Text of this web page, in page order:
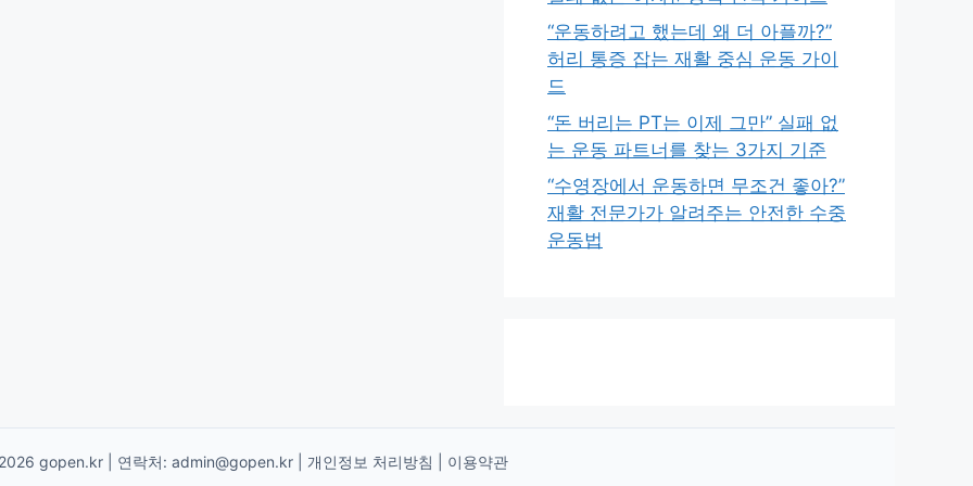
“운동하려고 했는데 왜 더 아플까?”
허리 통증 잡는 재활 중심 운동 가이
드
“돈 버리는 PT는 이제 그만” 실패 없
는 운동 파트너를 찾는 3가지 기준
“수영장에서 운동하면 무조건 좋아?”
재활 전문가가 알려주는 안전한 수중
운동법
gopen.kr | 연락처: admin@gopen.kr| 개인정보 처리방침 이용약관